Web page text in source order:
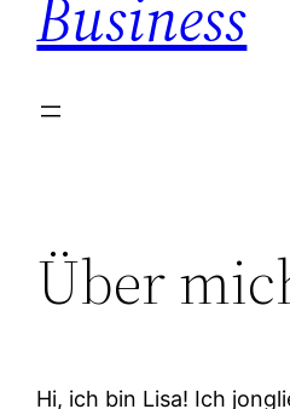
Business
Über
Hi, ich bin Lisa! Ich